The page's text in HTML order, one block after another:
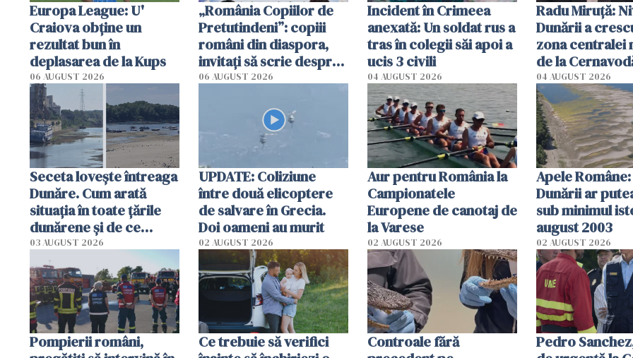
Europa League: U'
Craiova obține un
rezultat bun în
deplasarea de la Kups
06 AUGUST 2026
„România Copiilor de
Pretutindeni”: copiii
români din diaspora,
invitați să scrie despre
România într-un volum
06 AUGUST 2026
Incident în Crimeea
anexată: Un soldat rus a
tras în colegii săi apoi a
ucis 3 civili
04 AUGUST 2026
Radu Miruţă:
Dunării a
zona centralei
de la
cm faţă de
04 AUGUST 2026
Seceta lovește întreaga
Dunăre. Cum arată
situația în toate țările
dunărene și de ce
România resimte
efectele, deși a plouat
în iulie
03 AUGUST 2026
UPDATE: Coliziune
între două elicoptere
de salvare în Grecia.
Doi oameni au murit
02 AUGUST 2026
Aur pentru România la
Campionatele
Europene de canotaj de
la Varese
02 AUGUST 2026
Apele
Dunării ar
sub minimul
august 2003
02 AUGUST 2026
Pompierii români,
Ce trebuie să verifici
Controale fără
Pedro